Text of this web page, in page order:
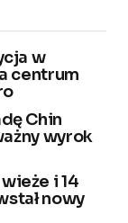
w
centrum
Chin
wyrok
i 14
nowy